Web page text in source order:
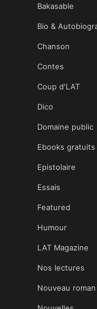
Bakasable
Bio &
Chanson
Contes
Coup d'LAT
Dico
Domaine public
Ebooks gratuits
Epistolaire
Essais
Featured
Humour
LAT Magazine
Nos lectures
Nouveau